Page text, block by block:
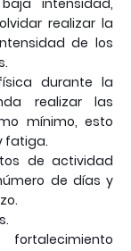
intensidad,
realizar la
de los
durante la
realizar las
mínimo, esto
fatiga.
de actividad
de días y